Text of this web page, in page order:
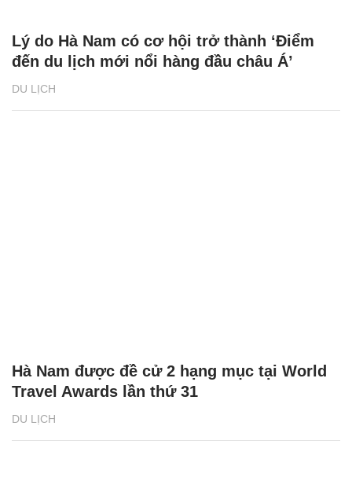
DU LỊCH
Lý do Hà Nam có cơ hội trở thành ‘Điểm
đến du lịch mới nổi hàng đầu châu Á’
DU LỊCH
Hà Nam được đề cử 2 hạng mục tại World
Travel Awards lần thứ 31